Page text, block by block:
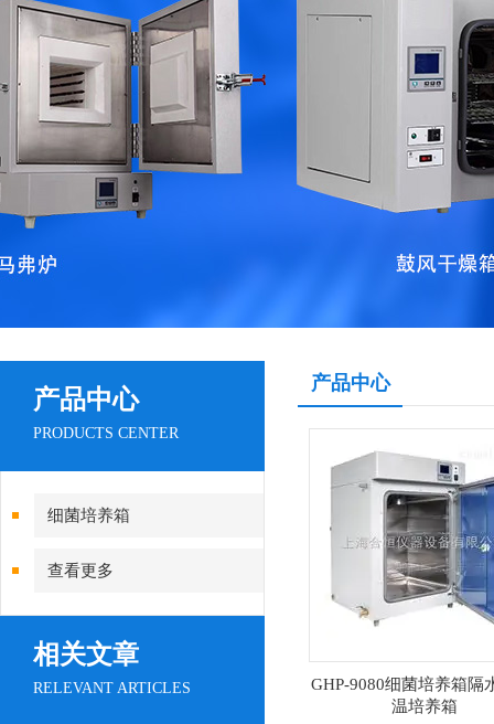
产品中心
PRODUCTS CENTER
细菌培养箱
查看更多
相关文章
RELEVANT ARTICLES
产品中心
GHP-9080细菌培养箱隔
温培养箱